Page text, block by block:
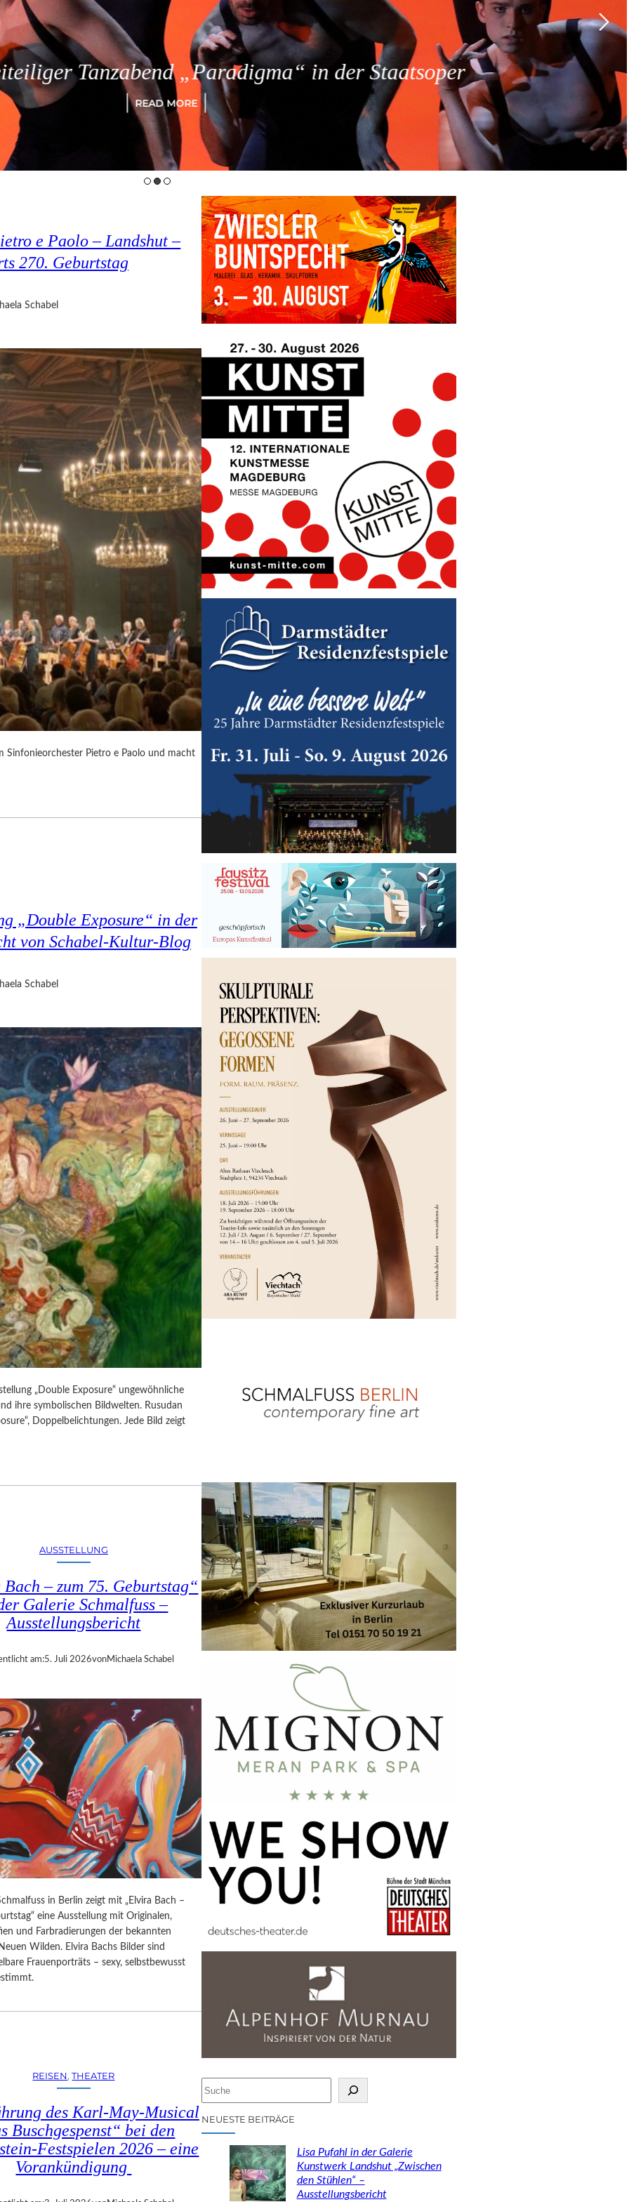
Tanzabend „Paradigma“ in der Staatsoper
READ MORE
e Paolo – Landshut –
270. Geburtstag
Schabel
Sinfonieorchester Pietro e Paolo und macht
„Double Exposure“ in der
von Schabel-Kultur-Blog
Schabel
„Double Exposure“ ungewöhnliche
ihre symbolischen Bildwelten. Rusudan
Doppelbelichtungen. Jede Bild zeigt
AUSSTELLUNG
– zum 75. Geburtstag“
Galerie Schmalfuss –
Ausstellungsbericht
am:5. Juli 2026vonMichaela Schabel
in Berlin zeigt mit „Elvira Bach –
eine Ausstellung mit Originalen,
und Farbradierungen der bekannten
Wilden. Elvira Bachs Bilder sind
Frauenporträts – sexy, selbstbewusst
REISEN, THEATER
des Karl-May-Musical
Buschgespenst“ bei den
Festspielen 2026 – eine
Vorankündigung
S
u
c
h
NEUESTE BEITRÄGE
Lisa Pufahl in der Galerie
Kunstwerk Landshut „Zwischen
den Stühlen“ –
Ausstellungsbericht